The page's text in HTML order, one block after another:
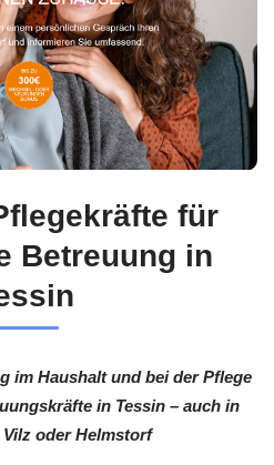
für
Betreuung in
im Haushalt und bei der Pflege
in Tessin – auch in
oder Helmstorf